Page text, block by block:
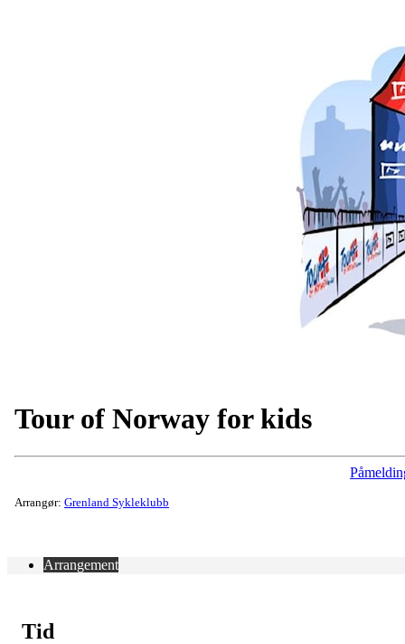
Tour of Norway for kids
Arrangør: Grenland Sykleklubb
Arrangement
Tid